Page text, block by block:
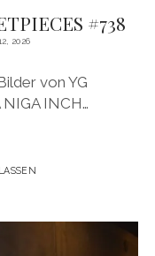
#738
2026
von YG
INCH…